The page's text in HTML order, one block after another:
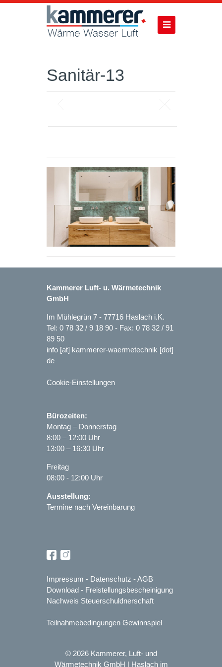
Sanitär-13
Kammerer Luft- u. Wärmetechnik
GmbH
Im Mühlegrün 7 - 77716 Haslach i.K.
Tel: 0 78 32 / 9 18 90 - Fax: 0 78 32 / 91
89 50
info [at] kammerer-waermetechnik [dot]
de
Cookie-Einstellungen
Bürozeiten:
Montag – Donnerstag
8:00 – 12:00 Uhr
13:00 – 16:30 Uhr
Freitag
08:00 - 12:00 Uhr
Ausstellung:
Termine nach Vereinbarung
Impressum - Datenschutz -AGB
Download - Freistellungsbescheinigung
Nachweis Steuerschuldnerschaft
Teilnahmebedingungen Gewinnspiel
© 2026 Kammerer, Luft- und
Wärmetechnik GmbH | Haslach im